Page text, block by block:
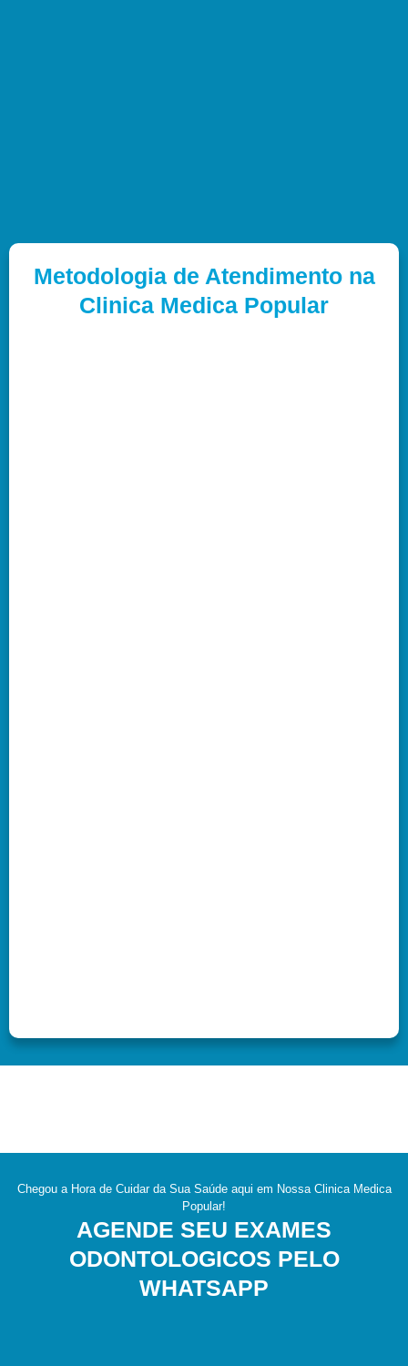
Metodologia de Atendimento na
Clinica Medica Popular
Chegou a Hora de Cuidar da Sua Saúde aqui em Nossa Clinica Medica
Popular!
AGENDE SEU EXAMES
ODONTOLOGICOS PELO
WHATSAPP